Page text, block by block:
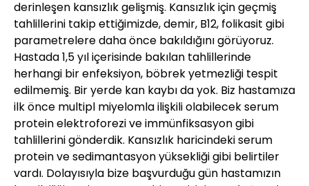
derinleşen kansızlık gelişmiş. Kansızlık için geçmiş
tahlillerini takip ettiğimizde, demir, B12, folikasit gibi
parametrelere daha önce bakıldığını görüyoruz.
Hastada 1,5 yıl içerisinde bakılan tahlillerinde
herhangi bir enfeksiyon, böbrek yetmezliği tespit
edilmemiş. Bir yerde kan kaybı da yok. Biz hastamıza
ilk önce multipl miyelomla ilişkili olabilecek serum
protein elektroforezi ve immünfiksasyon gibi
tahlillerini gönderdik. Kansızlık haricindeki serum
protein ve sedimantasyon yüksekliği gibi belirtiler
vardı. Dolayısıyla bize başvurduğu gün hastamızın